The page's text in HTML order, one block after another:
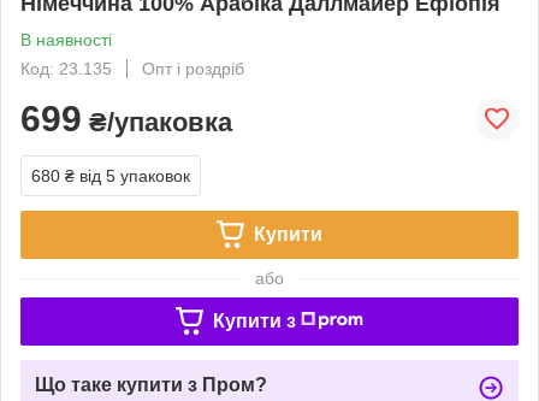
В наявності
Код: 23.135
Опт і роздріб
699 ₴/упаковка
680 ₴ від 5 упаковок
Купити
або
Купити з
Що таке купити з Пром?